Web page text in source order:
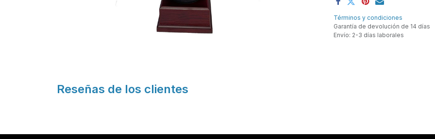
Términos y condiciones
Garantía de devolución de 14 días
Envío: 2-3 días laborales
Reseñas de los clientes